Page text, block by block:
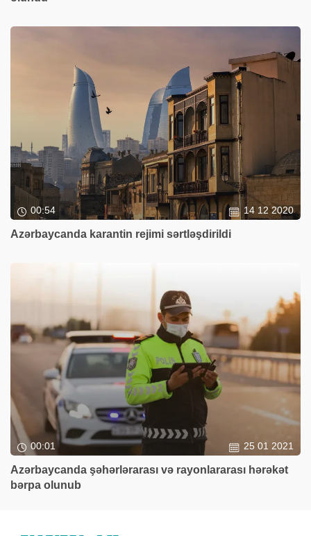
00:54 14 12 2020
Azərbaycanda karantin rejimi sərtləşdirildi
00:01 25 01 2021
Azərbaycanda şəhərlərarası və rayonlararası hərəkət
bərpa olunub